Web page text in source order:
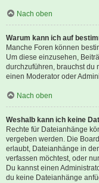
Nach oben
Warum kann ich auf
Manche Foren können
Um diese einzusehen,
durchzuführen, brauchst du
einen Moderator oder
Nach oben
Weshalb kann ich keine
Rechte für Dateianhänge
vergeben werden. Die
erlaubt, Dateianhänge in
verfassen möchtest, oder
Du kannst einen
du keine Dateianhänge